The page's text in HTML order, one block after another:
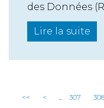
des Données
Lire la suite
<< < ... 307